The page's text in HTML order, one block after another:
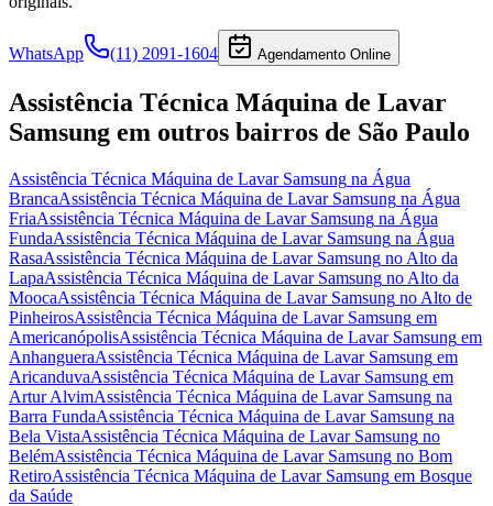
WhatsApp (11) 2091-1604 Agendamento Online
Assistência Técnica Máquina de Lavar
Samsung em outros bairros de São Paulo
Assistência Técnica Máquina de Lavar Samsung na Água
BrancaAssistência Técnica Máquina de Lavar Samsung na Água
FriaAssistência Técnica Máquina de Lavar Samsung na Água
FundaAssistência Técnica Máquina de Lavar Samsung na Água
RasaAssistência Técnica Máquina de Lavar Samsung no Alto da
LapaAssistência Técnica Máquina de Lavar Samsung no Alto da
MoocaAssistência Técnica Máquina de Lavar Samsung no Alto de
PinheirosAssistência Técnica Máquina de Lavar Samsung em
AmericanópolisAssistência Técnica Máquina de Lavar Samsung em
AnhangueraAssistência Técnica Máquina de Lavar Samsung em
AricanduvaAssistência Técnica Máquina de Lavar Samsung em
Artur AlvimAssistência Técnica Máquina de Lavar Samsung na
Barra FundaAssistência Técnica Máquina de Lavar Samsung na
Bela VistaAssistência Técnica Máquina de Lavar Samsung no
BelémAssistência Técnica Máquina de Lavar Samsung no Bom
RetiroAssistência Técnica Máquina de Lavar Samsung em Bosque
da Saúde